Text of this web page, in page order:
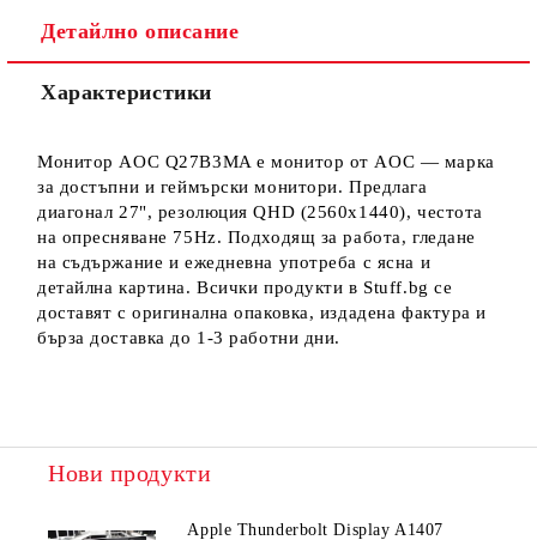
Детайлно описание
Характеристики
Монитор AOC Q27B3MA е монитор от AOC — марка
за достъпни и геймърски монитори. Предлага
диагонал 27", резолюция QHD (2560x1440), честота
на опресняване 75Hz. Подходящ за работа, гледане
на съдържание и ежедневна употреба с ясна и
детайлна картина. Всички продукти в Stuff.bg се
доставят с оригинална опаковка, издадена фактура и
бърза доставка до 1-3 работни дни.
Нови продукти
Apple Thunderbolt Display A1407